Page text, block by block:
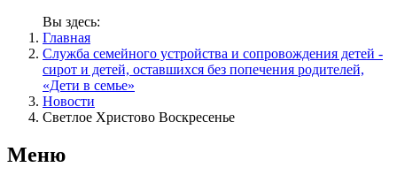
Вы здесь:
Главная
Служба семейного устройства и сопровождения детей -
сирот и детей, оставшихся без попечения родителей,
«Дети в семье»
Новости
Светлое Христово Воскресенье
Меню